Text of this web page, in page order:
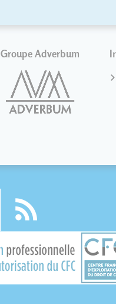
Groupe Adverbum